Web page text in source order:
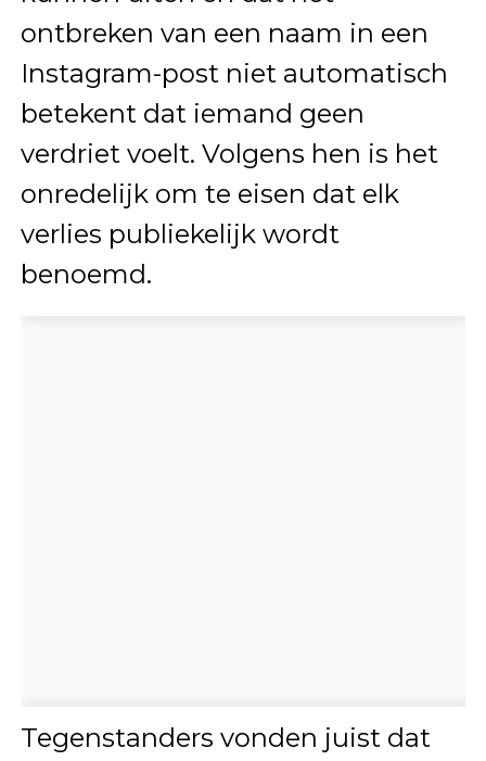
ontbreken van een naam in een
Instagram-post niet automatisch
betekent dat iemand geen
verdriet voelt. Volgens hen is het
onredelijk om te eisen dat elk
verlies publiekelijk wordt
benoemd.
Tegenstanders vonden juist dat